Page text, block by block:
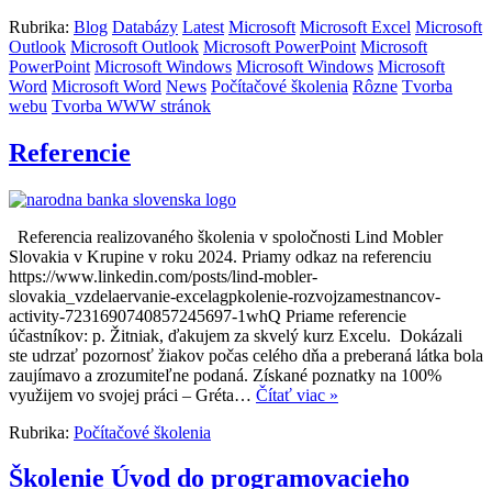
Rubrika: Blog Databázy Latest Microsoft Microsoft Excel Microsoft
Outlook Microsoft Outlook Microsoft PowerPoint Microsoft
PowerPoint Microsoft Windows Microsoft Windows Microsoft
Word Microsoft Word News Počítačové školenia Rôzne Tvorba
webu Tvorba WWW stránok
Referencie
Referencia realizovaného školenia v spoločnosti Lind Mobler
Slovakia v Krupine v roku 2024. Priamy odkaz na referenciu
https://www.linkedin.com/posts/lind-mobler-
slovakia_vzdelaervanie-excelagpkolenie-rozvojzamestnancov-
activity-7231690740857245697-1whQ Priame referencie
účastníkov: p. Žitniak, ďakujem za skvelý kurz Excelu. Dokázali
ste udrzať pozornosť žiakov počas celého dňa a preberaná látka bola
zaujímavo a zrozumiteľne podaná. Získané poznatky na 100%
využijem vo svojej práci – Gréta… Čítať viac »
Rubrika: Počítačové školenia
Školenie Úvod do programovacieho